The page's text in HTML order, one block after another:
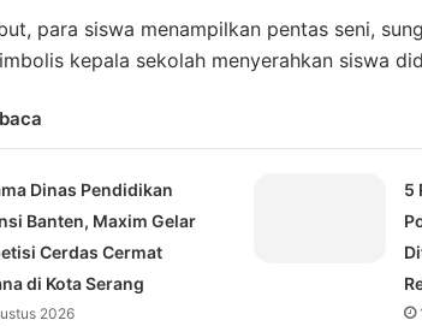
para siswa menampilkan pentas seni,
kepala sekolah menyerahkan siswa
Dinas Pendidikan
Banten, Maxim Gelar
Cerdas Cermat
di Kota Serang
2026
5